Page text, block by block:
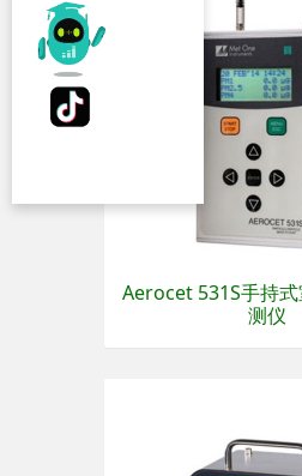
Aerocet 531S手持
测仪